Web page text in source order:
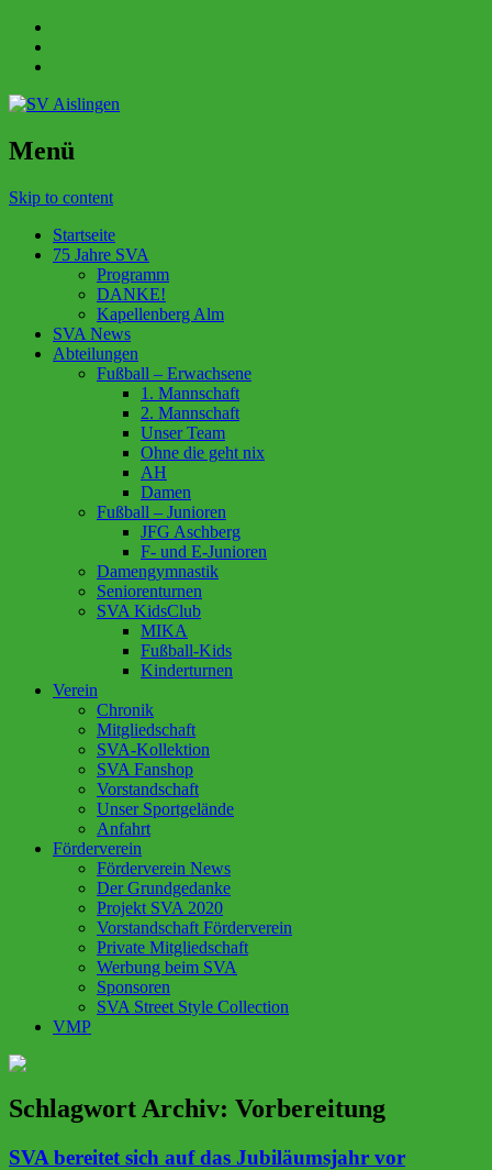
Menü
Skip to content
Startseite
75 Jahre SVA
Programm
DANKE!
Kapellenberg Alm
SVA News
Abteilungen
Fußball – Erwachsene
1. Mannschaft
2. Mannschaft
Unser Team
Ohne die geht nix
AH
Damen
Fußball – Junioren
JFG Aschberg
F- und E-Junioren
Damengymnastik
Seniorenturnen
SVA KidsClub
MIKA
Fußball-Kids
Kinderturnen
Verein
Chronik
Mitgliedschaft
SVA-Kollektion
SVA Fanshop
Vorstandschaft
Unser Sportgelände
Anfahrt
Förderverein
Förderverein News
Der Grundgedanke
Projekt SVA 2020
Vorstandschaft Förderverein
Private Mitgliedschaft
Werbung beim SVA
Sponsoren
SVA Street Style Collection
VMP
Schlagwort Archiv: Vorbereitung
SVA bereitet sich auf das Jubiläumsjahr vor